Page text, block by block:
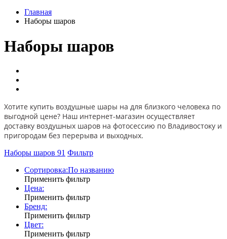
Главная
Наборы шаров
Наборы шаров
Хотите купить воздушные шары на для близкого человека по
выгодной цене? Наш интернет-магазин осуществляет
доставку воздушных шаров на фотосессию по Владивостоку и
пригородам без перерыва и выходных.
Наборы шаров 91 Фильтр
Сортировка:По названию
Применить фильтр
Цена:
Применить фильтр
Бренд:
Применить фильтр
Цвет:
Применить фильтр